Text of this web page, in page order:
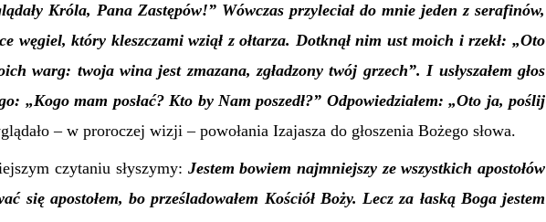
Króla, Pana Zastępów!” Wówczas przyleciał do mnie jeden z serafinów,
węgiel, który kleszczamiwziął z ołtarza. Dotknął nim ust moich i rzekł: „Oto
warg: twoja wina jest zmazana, zgładzony twój grzech”.I usłyszałem głos
„Kogo mam posłać? Kto by Nam poszedł?” Odpowiedziałem: „Oto ja, poślij
– w proroczej wizji – powołania Izajasza do głoszenia Bożego słowa.
czytaniu słyszymy: Jestem bowiem najmniejszy ze wszystkich apostołów
się apostołem, bo prześladowałem Kościół Boży. Lecz za łaską Boga jestem